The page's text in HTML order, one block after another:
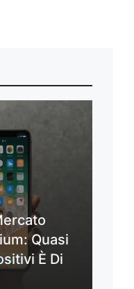
Quasi
È Di